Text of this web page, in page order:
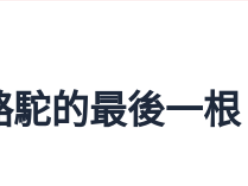
的最後一根